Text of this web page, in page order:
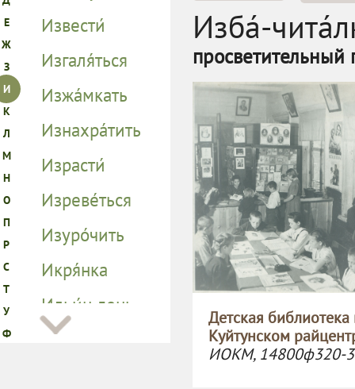
Изба́-
просветительный
Детская библиотека
Куйтунском
ИОКМ, 14800ф320-